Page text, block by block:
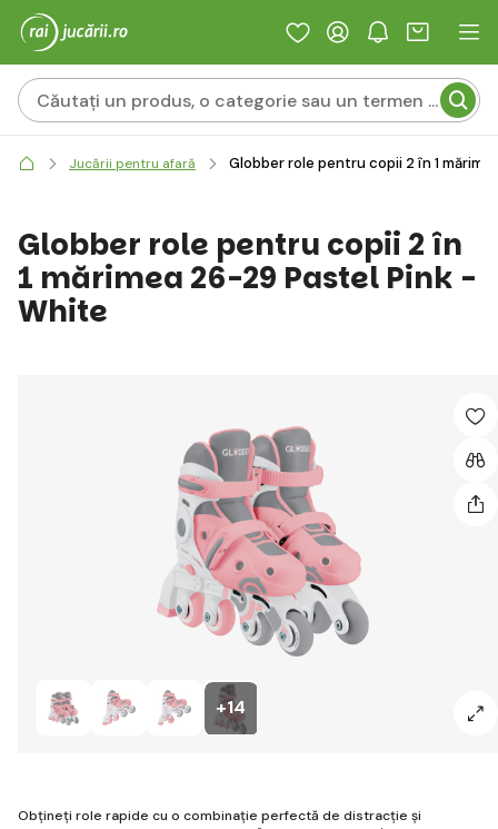
Jucării pentru afară Globber role pentru copii 2 în 1
+14
Globber role pentru copii 2 în
1 mărimea 26-29 Pastel Pink -
White
Obțineți role rapide cu o combinație perfectă de distracție și